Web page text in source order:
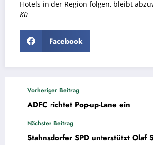
Hotels in der Region folgen, bleibt
Kü
Facebook
Vorheriger Beitrag
ADFC richtet Pop-up-Lane ein
Nächster Beitrag
Stahnsdorfer SPD unterstützt Olaf